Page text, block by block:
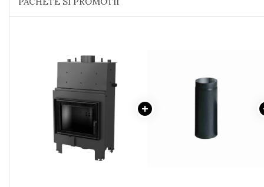
HOCH INDUSTRIAL
Coș de fum LSK
COSURI DE FUM CERAMICE
KAMIN HORN
ACCESORII COSURI DE FUM
Palarii cos de fum
USTENSILE CURATARE COS